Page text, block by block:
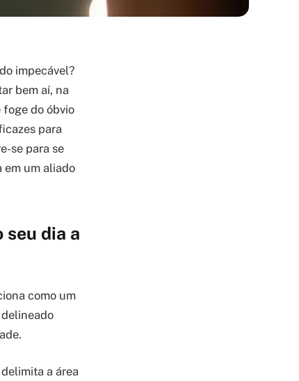
impecável?
bem aí, na
foge do óbvio
para
se para se
em um aliado
dia a
como um
a área